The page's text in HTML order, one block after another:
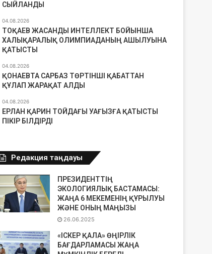
СЫЙЛАНДЫ
04.08.2026
ТОҚАЕВ ЖАСАНДЫ ИНТЕЛЛЕКТ БОЙЫНША
ХАЛЫҚАРАЛЫҚ ОЛИМПИАДАНЫҢ АШЫЛУЫНА
ҚАТЫСТЫ
04.08.2026
ҚОНАЕВТА САРБАЗ ТӨРТІНШІ ҚАБАТТАН
ҚҰЛАП ЖАРАҚАТ АЛДЫ
04.08.2026
ЕРЛАН ҚАРИН ТОЙДАҒЫ УАҒЫЗҒА ҚАТЫСТЫ
ПІКІР БІЛДІРДІ
Редакция таңдауы
ПРЕЗИДЕНТТІҢ
ЭКОЛОГИЯЛЫҚ БАСТАМАСЫ:
ЖАҢА 6 МЕКЕМЕНІҢ ҚҰРЫЛУЫ
ЖӘНЕ ОНЫҢ МАҢЫЗЫ
26.06.2025
«ІСКЕР ҚАЛА» ӨҢІРЛІК
БАҒДАРЛАМАСЫ ЖАҢА